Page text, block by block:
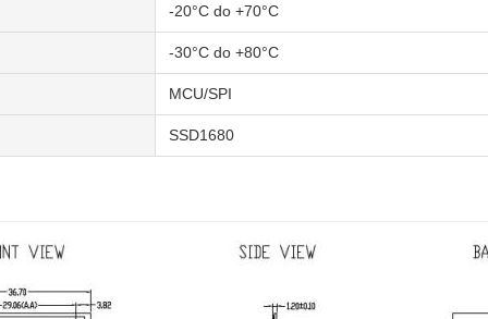
-20°C do +70°C
-30°C do +80°C
MCU/SPI
SSD1680